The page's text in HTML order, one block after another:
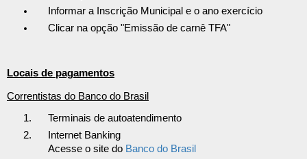
Informar a Inscrição Municipal e o ano exercício
Clicar na opção "Emissão de carnê TFA"
Locais de pagamentos
Correntistas do Banco do Brasil
Terminais de autoatendimento
Internet Banking
Acesse o site do Banco do Brasil